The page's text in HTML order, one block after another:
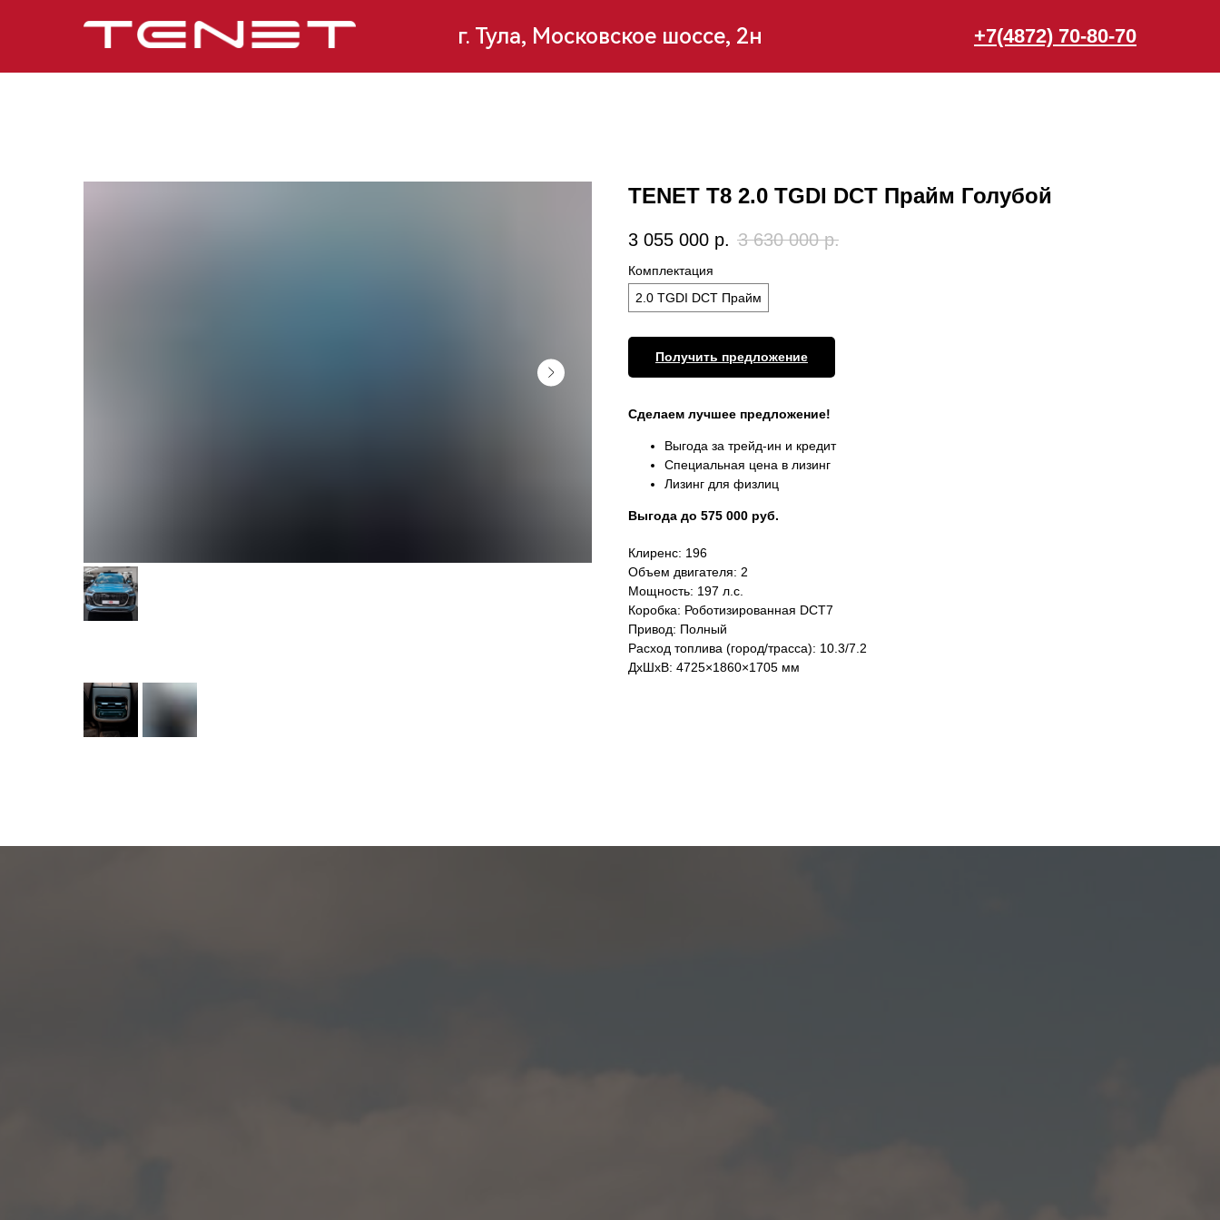
г. Тула, Московское шоссе, 2н +7(4872) 70-80-70
TENET T8 2.0 TGDI DCT Прайм Голубой
3 055 000 р. 3 630 000 р.
Комплектация
2.0 TGDI DCT Прайм
Получить предложение
Сделаем лучшее предложение!
Выгода за трейд-ин и кредит
Специальная цена в лизинг
Лизинг для физлиц
Выгода до 575 000 руб.
Клиренс: 196
Объем двигателя: 2
Мощность: 197 л.с.
Коробка: Роботизированная DCT7
Привод: Полный
Расход топлива (город/трасса): 10.3/7.2
ДхШхВ: 4725×1860×1705 мм